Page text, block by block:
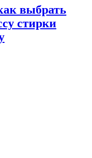
выбрать
стирки